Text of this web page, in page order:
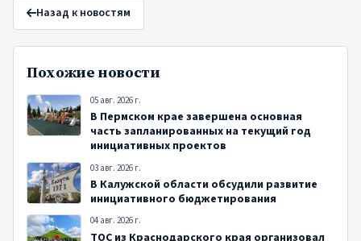
Назад к новостям
Похожие новости
05 авг. 2026 г.
В Пермском крае завершена основная
часть запланированных на текущий год
инициативных проектов
03 авг. 2026 г.
В Калужской области обсудили развитие
инициативного бюджетирования
04 авг. 2026 г.
ТОС из Краснодарского края организовал